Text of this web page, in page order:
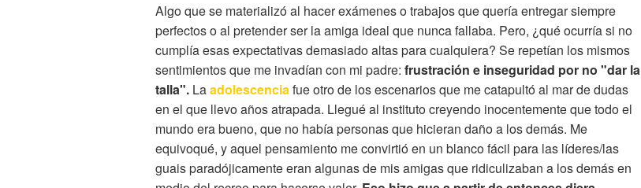
Algo que se materializó al hacer exámenes o trabajos que quería entregar siempre
perfectos o al pretender ser la amiga ideal que nunca fallaba. Pero, ¿qué ocurría si no
cumplía esas expectativas demasiado altas para cualquiera? Se repetían los mismos
sentimientos que me invadían con mi padre: frustración e inseguridad por no "dar la
talla". Laadolescenciafue otro de los escenarios que me catapultó al mar de dudas
en el que llevo años atrapada. Llegué al instituto creyendo inocentemente que todo el
mundo era bueno, que no había personas que hicieran daño a los demás. Me
equivoqué, y aquel pensamiento me convirtió en un blanco fácil para las líderes/las
guais paradójicamente eran algunas de mis amigas que ridiculizaban a los demás en